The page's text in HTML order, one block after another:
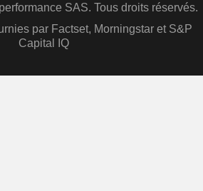
SAS. Tous droits réservés.
par Factset, Morningstar et S&P
Capital IQ